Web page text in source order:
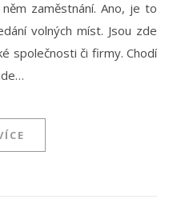
zaměstnání. Ano, je to
volných míst. Jsou zde
společnosti či firmy. Chodí